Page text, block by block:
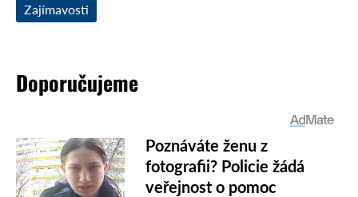
Zajímavosti
Doporučujeme